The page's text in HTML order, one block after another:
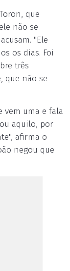
que
não se
"Ele
os dias. Foi
três
que não se
vem uma e fala
aquilo, por
afirma o
negou que